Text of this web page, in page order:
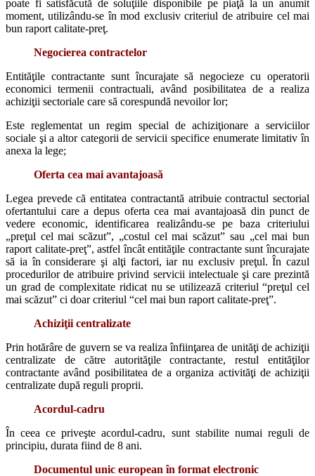
poate fi satisfăcută de soluţiile disponibile pe piaţă la un anumit
moment, utilizându-se în mod exclusiv criteriul de atribuire cel mai
bun raport calitate-preţ.
Negocierea contractelor
Entităţile contractante sunt încurajate să negocieze cu operatorii
economici termenii contractuali, având posibilitatea de a realiza
achiziţii sectoriale care să corespundă nevoilor lor;
Este reglementat un regim special de achiziţionare a serviciilor
sociale şi a altor categorii de servicii specifice enumerate limitativ în
anexa la lege;
Oferta cea mai avantajoasă
Legea prevede că entitatea contractantă atribuie contractul sectorial
ofertantului care a depus oferta cea mai avantajoasă din punct de
vedere economic, identificarea realizându-se pe baza criteriului
„preţul cel mai scăzut”, „costul cel mai scăzut” sau „cel mai bun
raport calitate-preţ”, astfel încât entităţile contractante sunt încurajate
să ia în considerare şi alţi factori, iar nu exclusiv preţul. În cazul
procedurilor de atribuire privind servicii intelectuale şi care prezintă
un grad de complexitate ridicat nu se utilizează criteriul “preţul cel
mai scăzut” ci doar criteriul “cel mai bun raport calitate-preţ”.
Achiziţii centralizate
Prin hotărâre de guvern se va realiza înfiinţarea de unităţi de achiziţii
centralizate de către autorităţile contractante, restul entităţilor
contractante având posibilitatea de a organiza activităţi de achiziţii
centralizate după reguli proprii.
Acordul-cadru
În ceea ce priveşte acordul-cadru, sunt stabilite numai reguli de
principiu, durata fiind de 8 ani.
Documentul unic european în format electronic